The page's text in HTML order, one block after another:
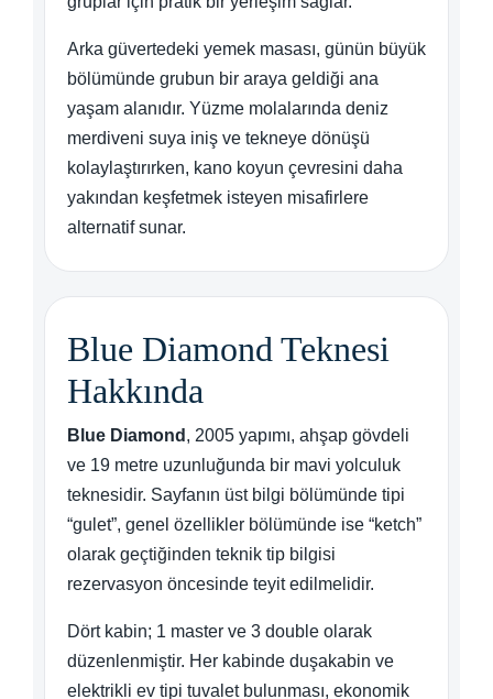
Arka güvertedeki yemek masası, günün büyük
bölümünde grubun bir araya geldiği ana
yaşam alanıdır. Yüzme molalarında deniz
merdiveni suya iniş ve tekneye dönüşü
kolaylaştırırken, kano koyun çevresini daha
yakından keşfetmek isteyen misafirlere
alternatif sunar.
Blue Diamond Teknesi
Hakkında
Blue Diamond , 2005 yapımı, ahşap gövdeli
ve 19 metre uzunluğunda bir mavi yolculuk
teknesidir. Sayfanın üst bilgi bölümünde tipi
“gulet”, genel özellikler bölümünde ise “ketch”
olarak geçtiğinden teknik tip bilgisi
rezervasyon öncesinde teyit edilmelidir.
Dört kabin; 1 master ve 3 double olarak
düzenlenmiştir. Her kabinde duşakabin ve
elektrikli ev tipi tuvalet bulunması, ekonomik